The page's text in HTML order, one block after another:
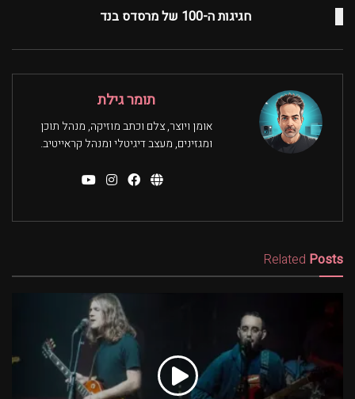
חגיגות ה-100 של מרסדס בנד
תומר גילת
אומן ויוצר, צלם וכתב מוזיקה, מנהל תוכן
ומגזינים, מעצב דיגיטלי ומנהל קראייטיב.
Related Posts